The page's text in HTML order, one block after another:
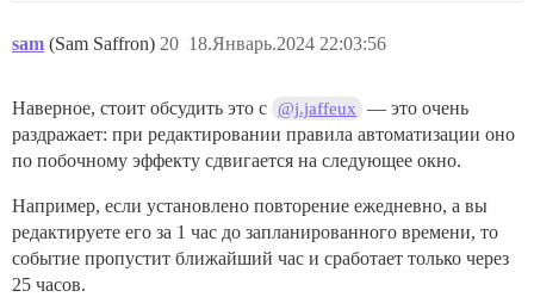
sam (Sam Saffron) 18.Январь.2024 22:03:56
20
Наверное, стоит обсудить это с @j.jaffeux
— это очень
раздражает: при редактировании правила автоматизации оно
по побочному эффекту сдвигается на следующее окно.
Например, если установлено повторение ежедневно, а вы
редактируете его за 1 час до запланированного времени, то
событие пропустит ближайший час и сработает только через
25 часов.